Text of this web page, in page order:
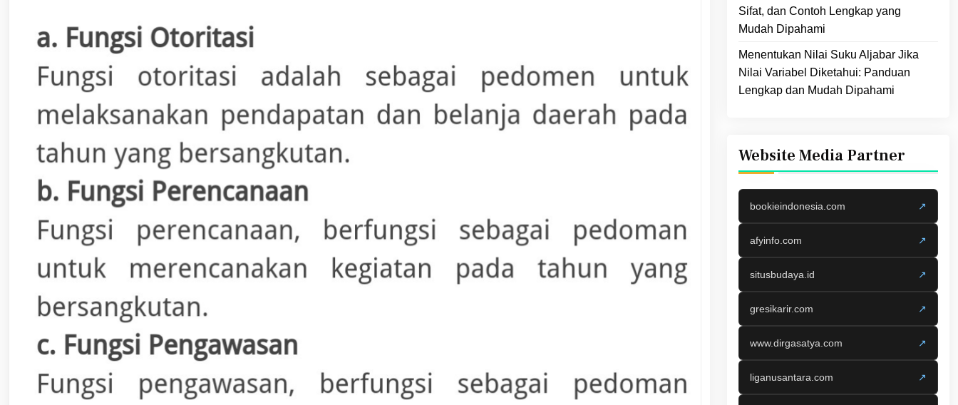
Sifat, dan Contoh Lengkap yang
Mudah Dipahami
Menentukan Nilai Suku Aljabar Jika
Nilai Variabel Diketahui: Panduan
Lengkap dan Mudah Dipahami
Website Media Partner
bookieindonesia.com ↗
afyinfo.com ↗
situsbudaya.id ↗
gresikarir.com ↗
www.dirgasatya.com ↗
liganusantara.com ↗